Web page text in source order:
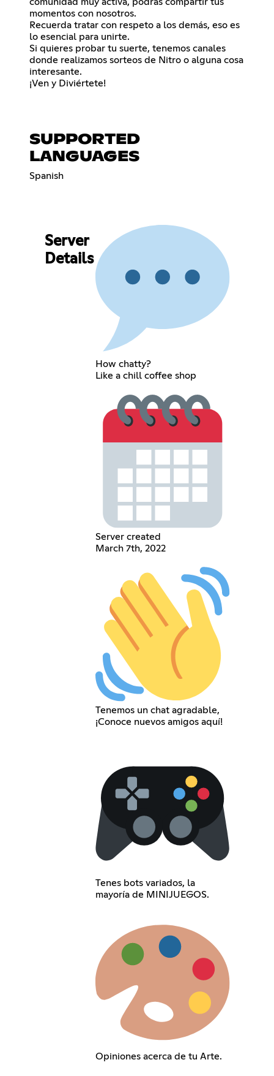
momentos con nosotros.
Recuerda tratar con respeto a los demás, eso es
lo esencial para unirte.
Si quieres probar tu suerte, tenemos canales
donde realizamos sorteos de Nitro o alguna cosa
interesante.
¡Ven y Diviértete!
SUPPORTED
LANGUAGES
Spanish
Server
Details
How chatty?
Like a chill coffee shop
Server created
March 7th, 2022
Tenemos un chat agradable,
¡Conoce nuevos amigos aquí!
Tenes bots variados, la
mayoría de MINIJUEGOS.
Opiniones acerca de tu Arte.